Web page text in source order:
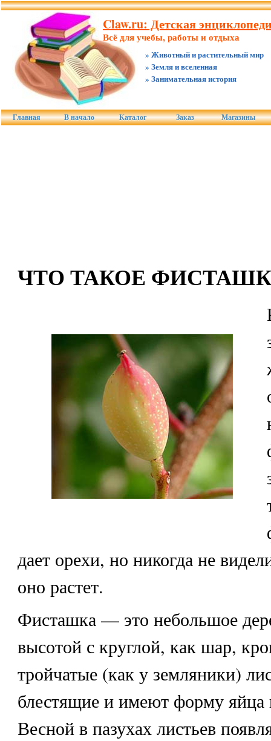
Claw.ru: Детская
Всё для учебы, работы и отдыха
» Животный и растительный мир
» Земля и вселенная
» Занимательная история
Главная В начало Каталог Заказ Магазины
ЧТО ТАКОЕ
дает орехи, но никогда не
оно растет.
Фисташка — это небольшое
высотой с круглой, как шар,
тройчатые (как у земляники)
блестящие и имеют форму яйца
Весной в пазухах листьев